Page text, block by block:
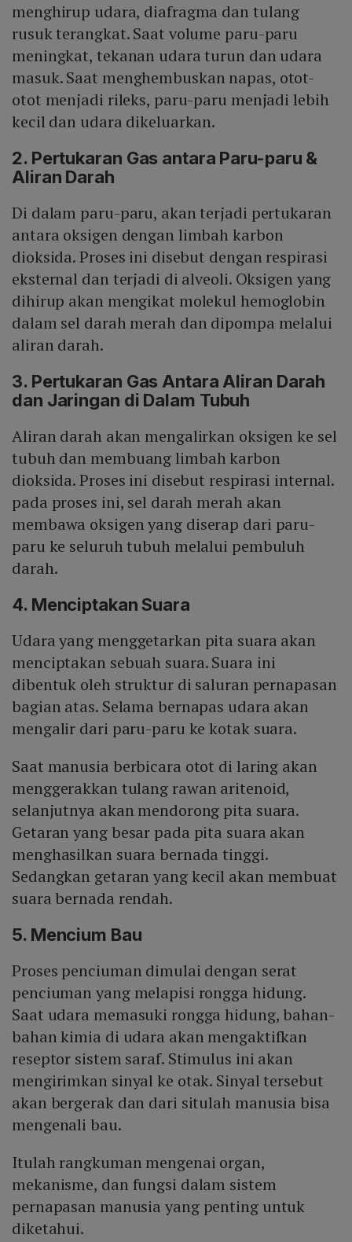
menghirup udara, diafragma dan tulang
rusuk terangkat. Saat volume paru-paru
meningkat, tekanan udara turun dan udara
masuk. Saat menghembuskan napas, otot-
otot menjadi rileks, paru-paru menjadi lebih
kecil dan udara dikeluarkan.
2. Pertukaran Gas antara Paru-paru &
Aliran Darah
Di dalam paru-paru, akan terjadi pertukaran
antara oksigen dengan limbah karbon
dioksida. Proses ini disebut dengan respirasi
eksternal dan terjadi di alveoli. Oksigen yang
dihirup akan mengikat molekul hemoglobin
dalam sel darah merah dan dipompa melalui
aliran darah.
3. Pertukaran Gas Antara Aliran Darah
dan Jaringan di Dalam Tubuh
Aliran darah akan mengalirkan oksigen ke sel
tubuh dan membuang limbah karbon
dioksida. Proses ini disebut respirasi internal.
pada proses ini, sel darah merah akan
membawa oksigen yang diserap dari paru-
paru ke seluruh tubuh melalui pembuluh
darah.
4. Menciptakan Suara
Udara yang menggetarkan pita suara akan
menciptakan sebuah suara. Suara ini
dibentuk oleh struktur di saluran pernapasan
bagian atas. Selama bernapas udara akan
mengalir dari paru-paru ke kotak suara.
Saat manusia berbicara otot di laring akan
menggerakkan tulang rawan aritenoid,
selanjutnya akan mendorong pita suara.
Getaran yang besar pada pita suara akan
menghasilkan suara bernada tinggi.
Sedangkan getaran yang kecil akan membuat
suara bernada rendah.
5. Mencium Bau
Proses penciuman dimulai dengan serat
penciuman yang melapisi rongga hidung.
Saat udara memasuki rongga hidung, bahan-
bahan kimia di udara akan mengaktifkan
reseptor sistem saraf. Stimulus ini akan
mengirimkan sinyal ke otak. Sinyal tersebut
akan bergerak dan dari situlah manusia bisa
mengenali bau.
Itulah rangkuman mengenai organ,
mekanisme, dan fungsi dalam sistem
pernapasan manusia yang penting untuk
diketahui.